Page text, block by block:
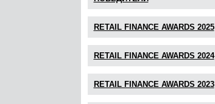
RETAIL FINANCE AWARDS 2025
RETAIL FINANCE AWARDS 2024
RETAIL FINANCE AWARDS 2023